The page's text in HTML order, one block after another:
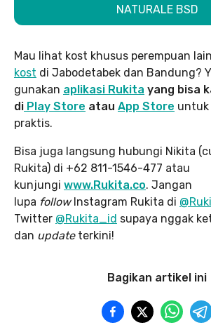
NATURALE BSD
Mau lihat kost khusus perempuan
kost di Jabodetabek dan Bandung?
gunakan aplikasi Rukita yang bisa
di Play Store atau App Store untuk
praktis.
Bisa juga langsung hubungi Nikita
Rukita) di +62 811-1546-477 atau
kunjungi www.Rukita.co. Jangan
lupa followInstagram Rukita di
Twitter @Rukita_id supaya nggak
dan update terkini!
Bagikan artikel ini